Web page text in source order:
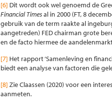
[6] Dit wordt ook wel genoemd de
Financial Timesal in 2000 (FT, 8
gebruik van de term raakte al
aangetreden) FED chairman grote
en de facto hiermee de
[7] Het rapport ‘Samenleving en
biedt een analyse van factoren die
[8] Zie Claassen (2020) voor een
aanmeten.